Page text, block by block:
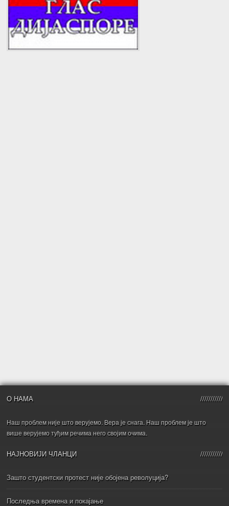
О НАМА
Наш проблем није што верујемо. Вера је снага. Наш проблем је што
више верујемо туђим речима него својим очима.
НАЈНОВИЈИ ЧЛАНЦИ
Зашто студентски протест није обојена револуција?
Последња времена и покајање